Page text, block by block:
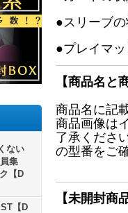
ない
集
【D
【D
●スリーブ
●プレイマ
【商品名と
商品名に記
商品画像は
了承くださ
の型番をご
【未開封商